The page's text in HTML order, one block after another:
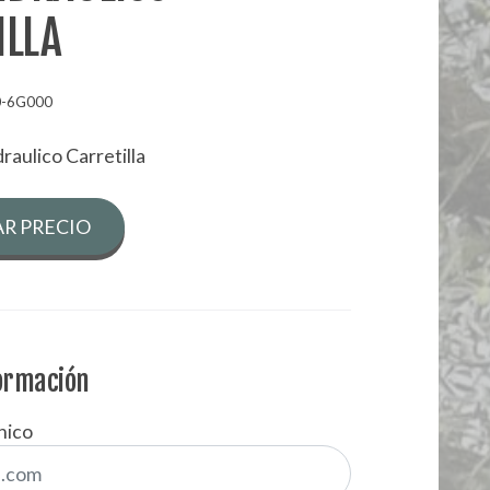
6G000
Carretilla
PRECIO